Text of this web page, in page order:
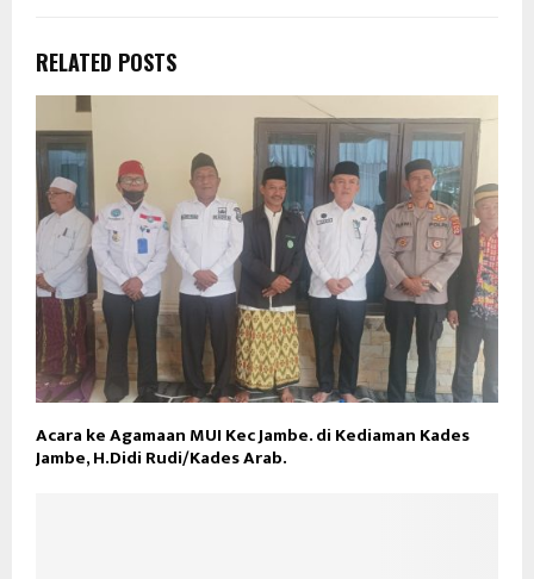
RELATED POSTS
Acara ke Agamaan MUI Kec Jambe. di Kediaman Kades
Jambe, H.Didi Rudi/Kades Arab.